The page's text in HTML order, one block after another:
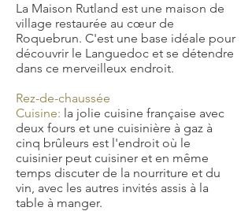
La Maison Rutland est une maison de
village restaurée au cœur de
Roquebrun. C'est une base idéale pour
découvrir le Languedoc et se détendre
dans ce merveilleux endroit.
Rez-de-chaussée
Cuisine: la jolie cuisine française avec
deux fours et une cuisinière à gaz à
cinq brûleurs est l'endroit où le
cuisinier peut cuisiner et en même
temps discuter de la nourriture et du
vin, avec les autres invités assis à la
table à manger.